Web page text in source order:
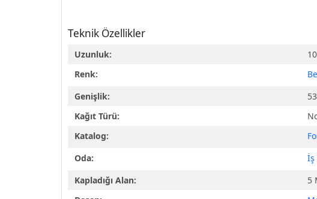
Teknik Özellikler
Uzunluk:
Renk:
Genişlik:
Kağıt Türü:
Katalog:
Oda:
İş
Kapladığı Alan:
5